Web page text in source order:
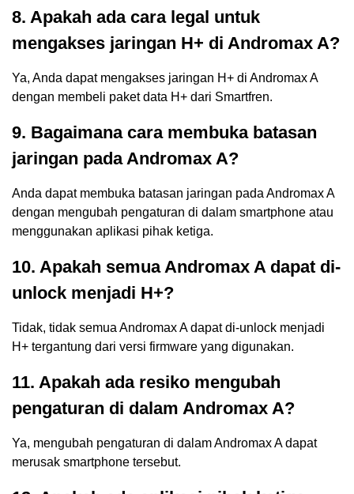
8. Apakah ada cara legal untuk
mengakses jaringan H+ di Andromax A?
Ya, Anda dapat mengakses jaringan H+ di Andromax A
dengan membeli paket data H+ dari Smartfren.
9. Bagaimana cara membuka batasan
jaringan pada Andromax A?
Anda dapat membuka batasan jaringan pada Andromax A
dengan mengubah pengaturan di dalam smartphone atau
menggunakan aplikasi pihak ketiga.
10. Apakah semua Andromax A dapat di-
unlock menjadi H+?
Tidak, tidak semua Andromax A dapat di-unlock menjadi
H+ tergantung dari versi firmware yang digunakan.
11. Apakah ada resiko mengubah
pengaturan di dalam Andromax A?
Ya, mengubah pengaturan di dalam Andromax A dapat
merusak smartphone tersebut.